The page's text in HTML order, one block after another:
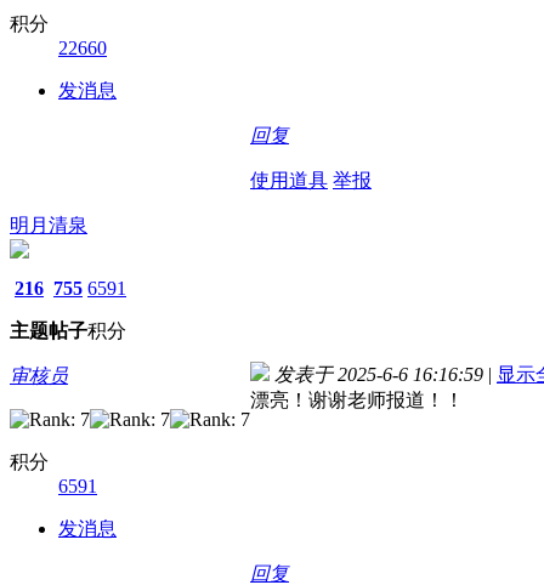
积分
22660
发消息
回复
使用道具 举报
明月清泉
216
主题
755
帖子
6591
积分
审核员
积分
6591
发消息
发表于 2025-6-6 16:16:59 | 显示
漂亮！谢谢老师报道！！
回复